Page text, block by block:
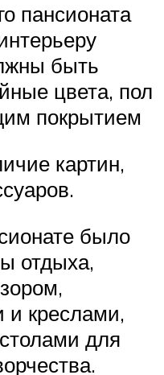
пансионата
быть
цвета, пол
покрытием
картин,
было
отдыха,
и креслами,
для